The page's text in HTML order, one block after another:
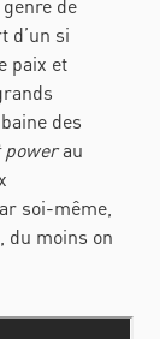
de
d’un si
paix et
des
powerau
soi-même,
du moins on